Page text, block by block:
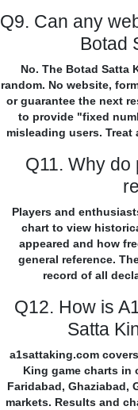
Q9. Can any
Botad
No. The Botad Satta
random. No website,
or guarantee the next
to provide "fixed
misleading users.
Q11. Why do
Players and
chart to view
appeared and how
general reference.
record of all
Q12. How is
Satta
a1sattaking.com
King game charts in
Faridabad, Ghaziabad,
markets. Results and